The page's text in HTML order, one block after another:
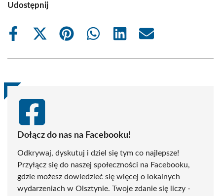
Udostępnij
Share
Share
(Twitter)
Share
Share
Share
Share
Dołącz do nas na Facebooku!
Odkrywaj, dyskutuj i dziel się tym co najlepsze!
Przyłącz się do naszej społeczności na Facebooku,
gdzie możesz dowiedzieć się więcej o lokalnych
wydarzeniach w Olsztynie. Twoje zdanie się liczy -